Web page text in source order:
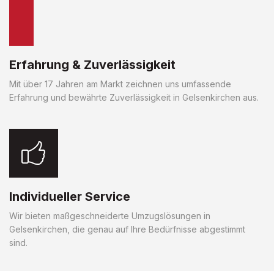
Erfahrung & Zuverlässigkeit
Mit über 17 Jahren am Markt zeichnen uns umfassende
Erfahrung und bewährte Zuverlässigkeit in Gelsenkirchen aus.
Individueller Service
Wir bieten maßgeschneiderte Umzugslösungen in
Gelsenkirchen, die genau auf Ihre Bedürfnisse abgestimmt
sind.